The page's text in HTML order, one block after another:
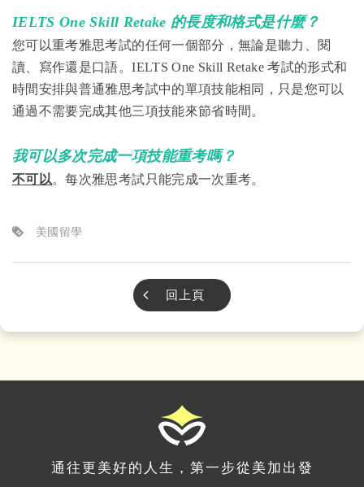
IELTS One Skill Retake 的長度和格式是什麼？
您可以重考雅思考試的任何一個部分，無論是聽力、閱
讀、寫作還是口語。IELTS One Skill Retake 考試的形式和
時間安排與普通雅思考試中的單項技能相同，只是您可以
通過不需要完成其他三項技能來節省時間。
我可以多次完成一項技能重考嗎？
不可以。每次雅思考試只能完成一次重考。
美國留學
回上頁
通往更美好的人生，第一步從美加出發